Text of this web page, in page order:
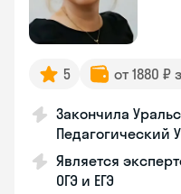
5 от 1880 ₽
Закончила
Педагогический
Является
ОГЭ и ЕГЭ